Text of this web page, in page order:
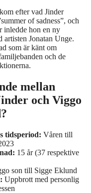
efter vad Jinder
of sadness”, och
inledde hon en ny
artisten Jonatan Unge.
som är känt om
och de
mellan
och Viggo
tidsperiod: Våren till
15 år (37 respektive
son till Sigge Eklund
Uppbrott med personlig